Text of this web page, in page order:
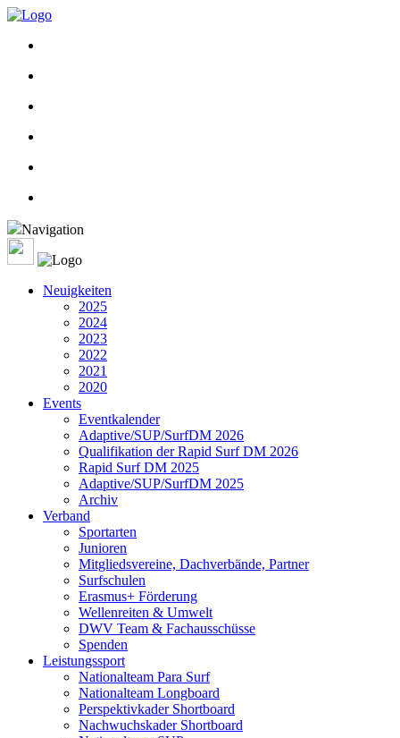
Navigation
Neuigkeiten
2025
2024
2023
2022
2021
2020
Events
Eventkalender
Adaptive/SUP/SurfDM 2026
Qualifikation der Rapid Surf DM 2026
Rapid Surf DM 2025
Adaptive/SUP/SurfDM 2025
Archiv
Verband
Sportarten
Junioren
Mitgliedsvereine, Dachverbände, Partner
Surfschulen
Erasmus+ Förderung
Wellenreiten & Umwelt
DWV Team & Fachausschüsse
Spenden
Leistungssport
Nationalteam Para Surf
Nationalteam Longboard
Perspektivkader Shortboard
Nachwuchskader Shortboard